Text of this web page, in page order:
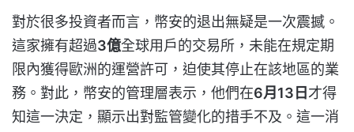
對於很多投資者而言，幣安的退出無疑是一次震撼。
這家擁有超過3億全球用戶的交易所，未能在規定期
限內獲得歐洲的運營許可，迫使其停止在該地區的業
務。對此，幣安的管理層表示，他們在6月13日才得
知這一決定，顯示出對監管變化的措手不及。這一消